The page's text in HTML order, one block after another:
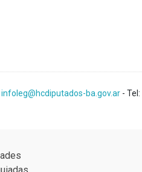
infoleg@hcdiputados-ba.gov.ar -